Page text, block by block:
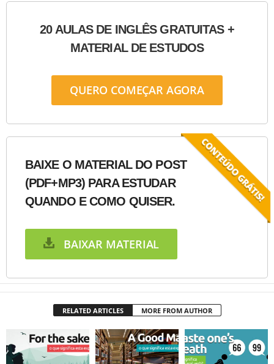
20 AULAS DE INGLÊS GRATUITAS +
MATERIAL DE ESTUDOS
QUERO COMEÇAR AGORA
BAIXE O MATERIAL DO POST
(PDF+MP3) PARA ESTUDAR
QUANDO E COMO QUISER.
BAIXAR MATERIAL
RELATED ARTICLES MORE FROM AUTHOR